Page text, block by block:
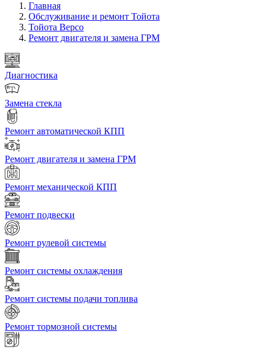
Главная
Обслуживание и ремонт Тойота
Тойота Версо
Ремонт двигателя и замена ГРМ
Диагностика
Замена стекла
Ремонт автоматической КПП
Ремонт двигателя и замена ГРМ
Ремонт механической КПП
Ремонт подвески
Ремонт рулевой системы
Ремонт системы охлаждения
Ремонт системы подачи топлива
Ремонт тормозной системы